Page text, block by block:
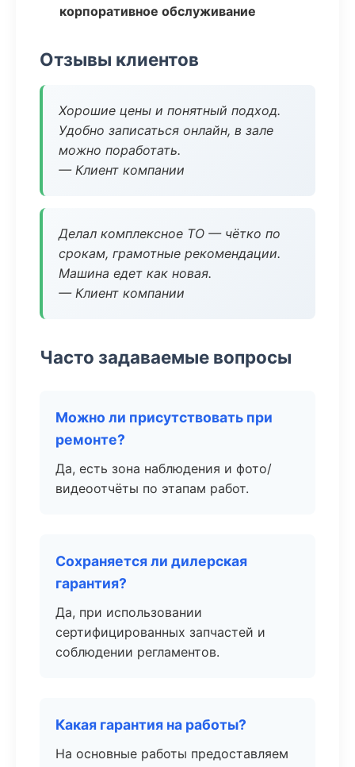
корпоративное обслуживание
Отзывы клиентов
Хорошие цены и понятный подход.
Удобно записаться онлайн, в зале
можно поработать.
— Клиент компании
Делал комплексное ТО — чётко по
срокам, грамотные рекомендации.
Машина едет как новая.
— Клиент компании
Часто задаваемые вопросы
Можно ли присутствовать при
ремонте?
Да, есть зона наблюдения и фото/
видеоотчёты по этапам работ.
Сохраняется ли дилерская
гарантия?
Да, при использовании
сертифицированных запчастей и
соблюдении регламентов.
Какая гарантия на работы?
На основные работы предоставляем